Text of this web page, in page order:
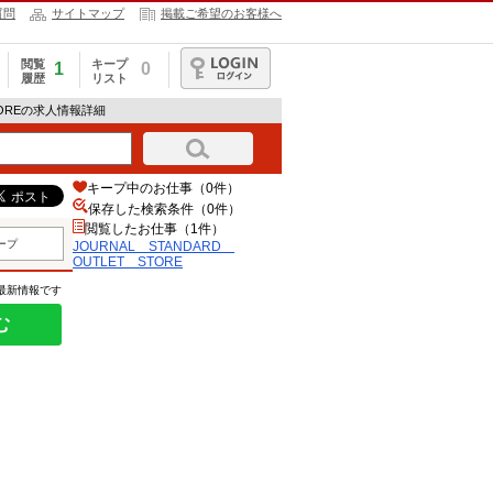
問 サイトマップ 掲載ご希望のお客様へ
閲覧
履歴
1
キープ
リスト
0
ログイン
の求人情報詳細
プ
新情報です
キープ中のお仕事（0件）
保存した検索条件（0件）
閲覧したお仕事（1件）
JOURNAL STANDARD
OUTLET STORE